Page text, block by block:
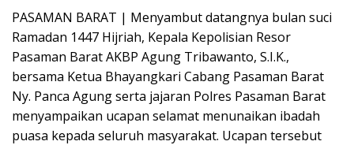
PASAMAN BARAT | Menyambut datangnya bulan suci
Ramadan 1447 Hijriah, Kepala Kepolisian Resor
Pasaman Barat AKBP Agung Tribawanto, S.I.K.,
bersama Ketua Bhayangkari Cabang Pasaman Barat
Ny. Panca Agung serta jajaran Polres Pasaman Barat
menyampaikan ucapan selamat menunaikan ibadah
puasa kepada seluruh masyarakat. Ucapan tersebut